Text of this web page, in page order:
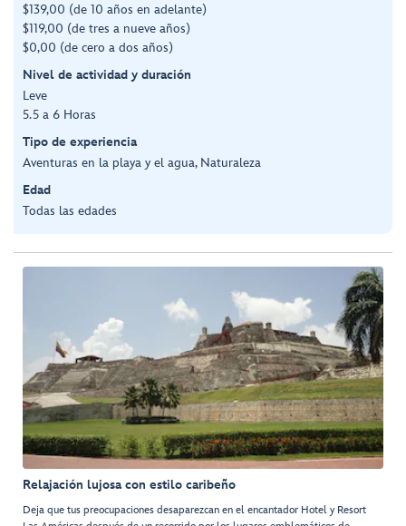
$139,00 (de 10 años en adelante)
$119,00 (de tres a nueve años)
$0,00 (de cero a dos años)
Nivel de actividad y duración
Leve
5.5 a 6 Horas
Tipo de experiencia
Aventuras en la playa y el agua, Naturaleza
Edad
Todas las edades
Relajación lujosa con estilo caribeño
Deja que tus preocupaciones desaparezcan en el encantador Hotel y Resort